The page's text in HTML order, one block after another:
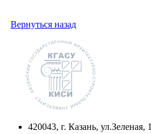
Вернуться назад
420043, г. Казань, ул.Зеленая, 1